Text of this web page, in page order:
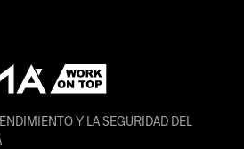
Y LA SEGURIDAD DEL